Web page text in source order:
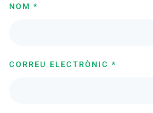
NOM *
CORREU ELECTRÒNIC *